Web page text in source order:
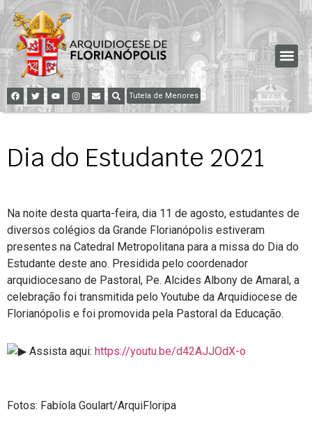
Tutela de Menores
Dia do Estudante 2021
Na noite desta quarta-feira, dia 11 de agosto, estudantes de
diversos colégios da Grande Florianópolis estiveram
presentes na Catedral Metropolitana para a missa do Dia do
Estudante deste ano. Presidida pelo coordenador
arquidiocesano de Pastoral, Pe. Alcides Albony de Amaral, a
celebração foi transmitida pelo Youtube da Arquidiocese de
Florianópolis e foi promovida pela Pastoral da Educação.
Assista aqui: https://youtu.be/d42AJJOdX-o
Fotos: Fabíola Goulart/ArquiFloripa